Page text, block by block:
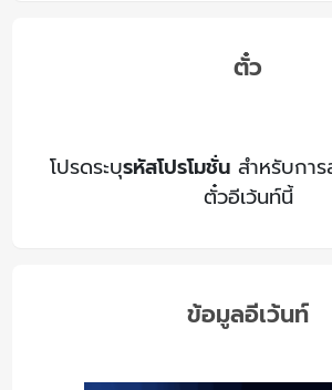
ตั๋ว
โปรดระบุรหัสโปรโมชั่นสำหรับการ
ตั๋วอีเว้นท์นี้
ข้อมูลอีเว้นท์